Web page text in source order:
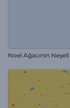
Noel Ağacının